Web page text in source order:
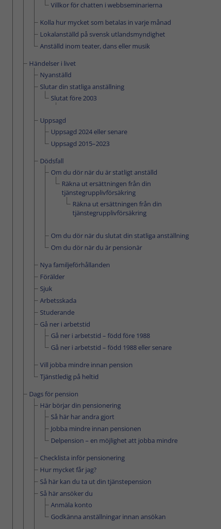
Villkor för chatten i webbseminarierna
Kolla hur mycket som betalas in varje månad
Lokalanställd på svensk utlandsmyndighet
Anställd inom teater, dans eller musik
Händelser i livet
Nyanställd
Slutar din statliga anställning
Slutat före 2003
Uppsagd
Uppsagd 2024 eller senare
Uppsagd 2015–2023
Dödsfall
Om du dör när du är statligt anställd
Räkna ut ersättningen från din
tjänstegrupplivförsäkring
Räkna ut ersättningen från din
tjänstegrupplivförsäkring
Om du dör när du slutat din statliga anställning
Om du dör när du är pensionär
­­Nya familje­förhållanden
Förälder
Sjuk
Arbetsskada
Studerande
Gå ner i arbetstid
Gå ner i arbetstid – född före 1988
Gå ner i arbetstid – född 1988 eller senare
Vill jobba mindre innan pension
Tjänstledig på heltid
Dags för pension
Här börjar din pensionering
Så här har andra gjort
Jobba mindre innan pensionen
Delpension – en möjlighet att jobba mindre
Checklista inför pensionering
Hur mycket får jag?
Så här kan du ta ut din tjänstepension
Så här ansöker du
Anmäla konto
Godkänna anställningar innan ansökan